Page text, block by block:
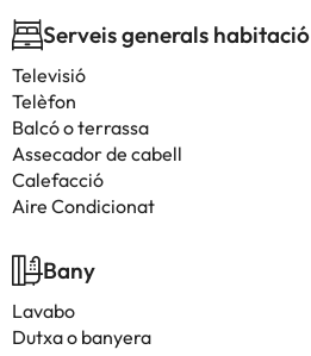
Serveis generals habitació
Televisió
Telèfon
Balcó o terrassa
Assecador de cabell
Calefacció
Aire Condicionat
Bany
Lavabo
Dutxa o banyera